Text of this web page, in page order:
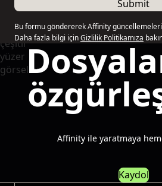
Submit
Bu formu göndererek Affinity
Daha fazla bilgi içinGizlilik Politikamıza
Affinity ile yaratmaya
Kaydol